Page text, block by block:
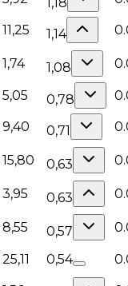
11,25 1,14
1,74 1,08
5,05 0,78
9,40 0,71
15,80 0,63
3,95 0,63
8,55 0,57
25,11 0,54